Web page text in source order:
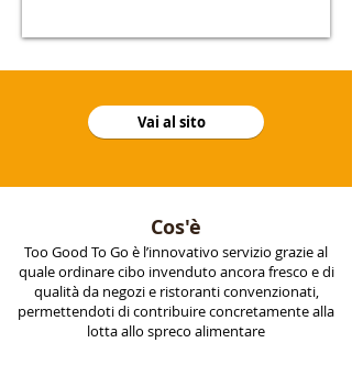
Vai al sito
Cos'è
Too Good To Go è l’innovativo servizio grazie al
quale ordinare cibo invenduto ancora fresco e di
qualità da negozi e ristoranti convenzionati,
permettendoti di contribuire concretamente alla
lotta allo spreco alimentare